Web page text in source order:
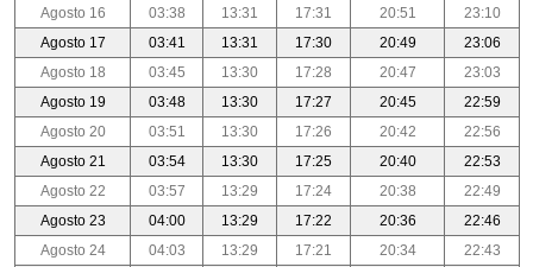
Agosto 16
03:38 13:31 17:31 20:51
23:10
Agosto 17
03:41 13:31 17:30 20:49
23:06
Agosto 18
03:45 13:30 17:28 20:47
23:03
Agosto 19
03:48 13:30 17:27 20:45
22:59
Agosto 20
03:51 13:30 17:26 20:42
22:56
Agosto 21
03:54 13:30 17:25 20:40
22:53
Agosto 22
03:57 13:29 17:24 20:38
22:49
Agosto 23
04:00 13:29 17:22 20:36
22:46
Agosto 24
04:03 13:29 17:21 20:34
22:43